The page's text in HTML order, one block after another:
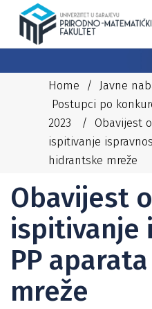
Home / Javne
Postupci po
2023
/ Obavijest
ispitivanje
hidrantske mreže
13/06/2023
NEDIM
POSTUPCI PO
Obavijest
ispitivanje
PP
mreže